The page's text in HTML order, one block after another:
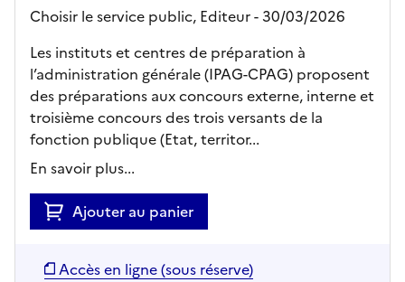
Choisir le service public, Editeur- 30/03/2026
Les instituts et centres de préparation à
l’administration générale (IPAG-CPAG) proposent
des préparations aux concours externe, interne et
troisième concours des trois versants de la
fonction publique (Etat, territor...
En savoir plus...
Ajouter au panier
Accès en ligne (sous réserve)